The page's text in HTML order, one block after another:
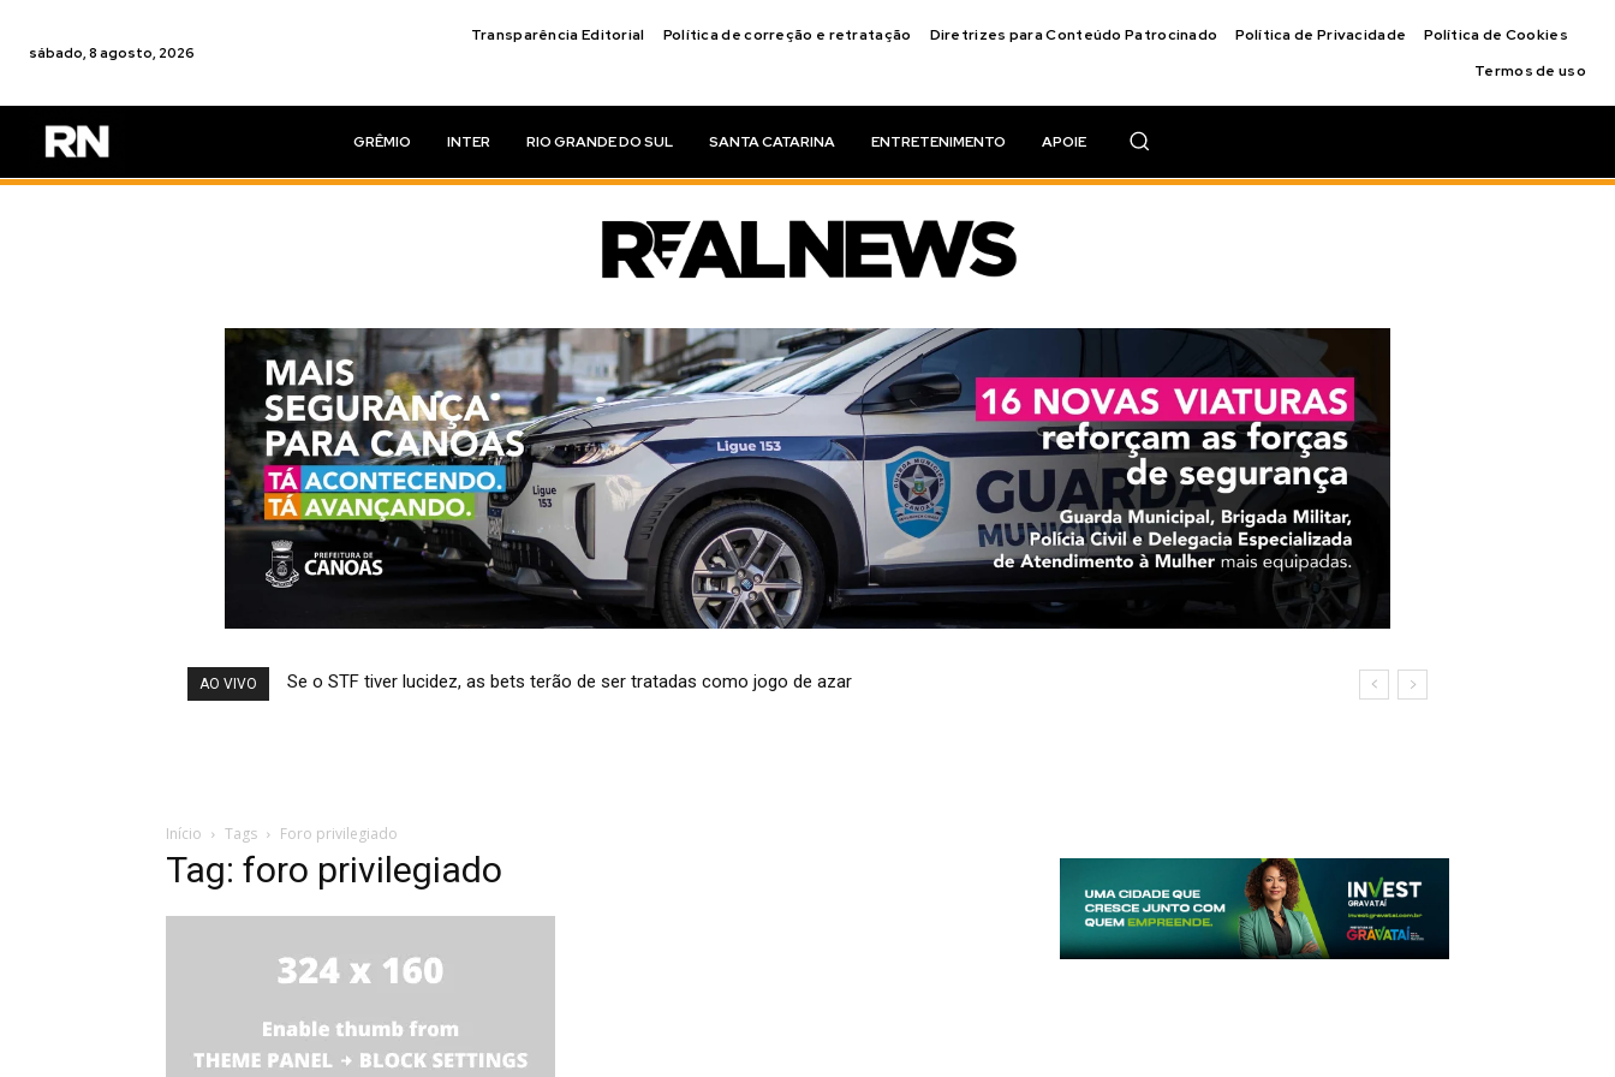
sábado, 8 agosto, 2026
Transparência Editorial Política de correção e retratação Diretrizes para Conteúdo Patrocinado Política de Privacidade
Política de Cookies
Termos de uso
GRÊMIO INTER RIO GRANDE DO SUL SANTA CATARINA ENTRETENIMENTO APOIE
AO VIVO Se o STF tiver lucidez, as bets terão de ser tratadas como jogo de azar
Início Tags Foro privilegiado
Tag: foro privilegiado